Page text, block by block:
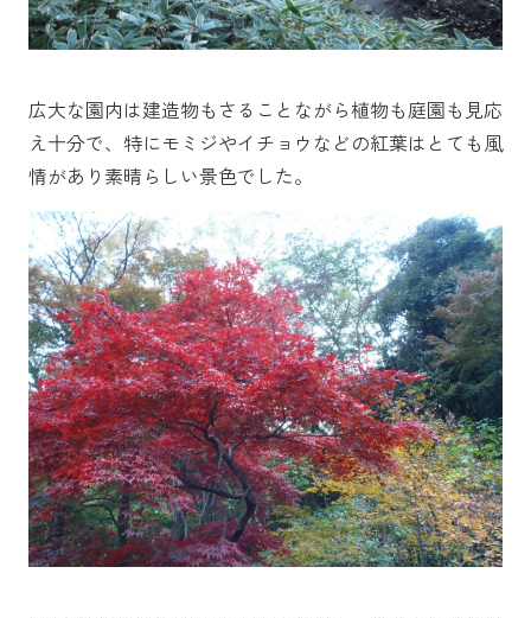
広大な園内は建造物もさることながら植物も庭園も見応
え十分で、特にモミジやイチョウなどの紅葉はとても風
情があり素晴らしい景色でした。